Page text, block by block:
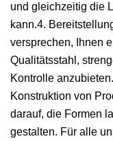
und gleichzeitig die
kann.4.
versprechen, Ihnen
Qualitätsstahl,
Kontrolle
Konstruktion von
darauf, die Formen
gestalten. Für alle